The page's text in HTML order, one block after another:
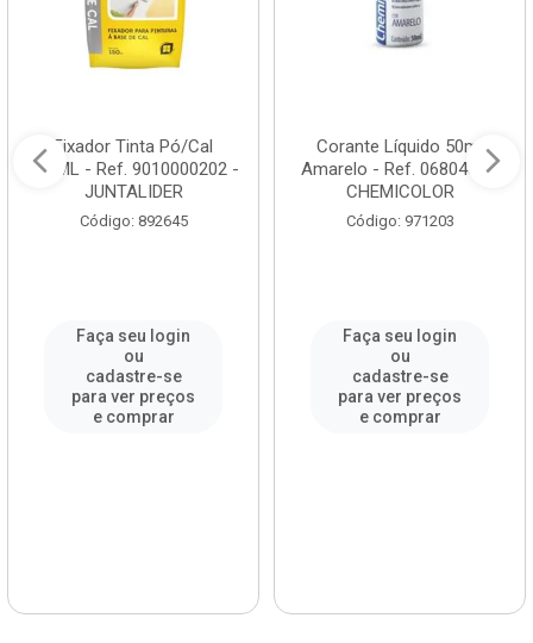
Fixador Tinta Pó/Cal
150ML - Ref. 9010000202 -
JUNTALIDER
Código: 892645
Faça seu login
ou
cadastre-se
para ver preços
e comprar
Corante Líquido 50ml
Amarelo - Ref. 0680468 -
CHEMICOLOR
Código: 971203
Faça seu login
ou
cadastre-se
para ver preços
e comprar